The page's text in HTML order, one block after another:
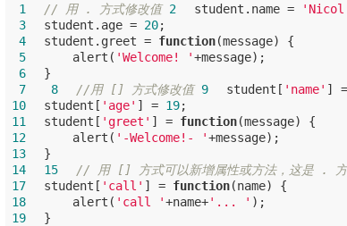
1 // 用 . 方式修改值 2 student.name =
3
student.age = 20
4
student.greet = function(message)
5
alert( 'Welcome! '
6
7
8 //用 [] 方式修改值 9 student[ 'name' ] =
10
student[ 'age' ] = 19
11
student[ 'greet' ] = function(message)
12
alert( '-Welcome!- '
13
14
15 // 用 [] 方式可以新增属性或方法，这是 .
17
student[ 'call' ] = function(name)
18
alert( 'call '+name+'... '
19